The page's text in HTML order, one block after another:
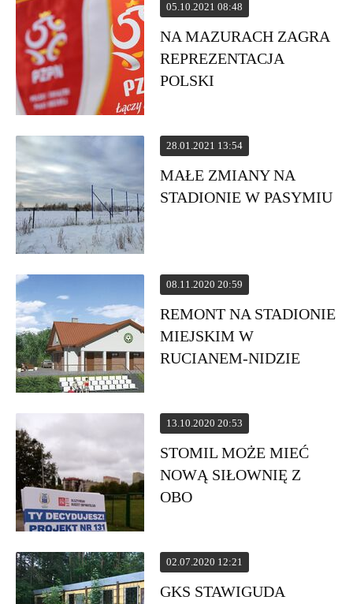
05.10.2021 08:48
NA MAZURACH ZAGRA
REPREZENTACJA
POLSKI
28.01.2021 13:54
MAŁE ZMIANY NA
STADIONIE W PASYMIU
08.11.2020 20:59
REMONT NA STADIONIE
MIEJSKIM W
RUCIANEM-NIDZIE
13.10.2020 20:53
STOMIL MOŻE MIEĆ
NOWĄ SIŁOWNIĘ Z
OBO
02.07.2020 12:21
GKS STAWIGUDA